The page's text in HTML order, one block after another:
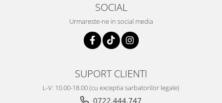
SOCIAL
Urmareste-ne in social media
SUPORT CLIENTI
L-V: 10.00-18.00 (cu exceptia sarbatorilor legale)
0722.444.747